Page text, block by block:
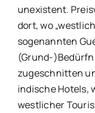
unexistent.
dort, wo
sogenannten
(Grund-
zugeschnitten
indische Hotels,
westlicher